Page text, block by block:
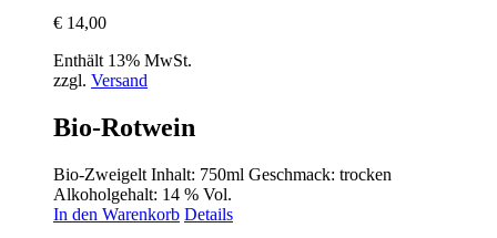
€ 14,00
Enthält 13% MwSt.
zzgl. Versand
Bio-Rotwein
Bio-Zweigelt Inhalt: 750ml Geschmack: trocken
Alkoholgehalt: 14 % Vol.
In den Warenkorb Details